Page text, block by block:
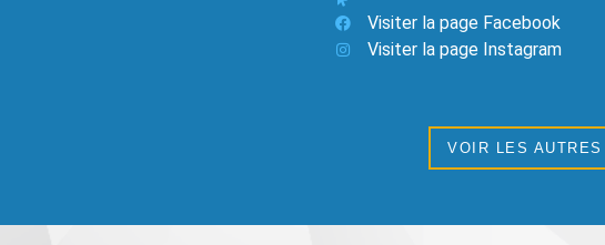
Visiter la page Facebook
Visiter la page Instagram
VOIR LES